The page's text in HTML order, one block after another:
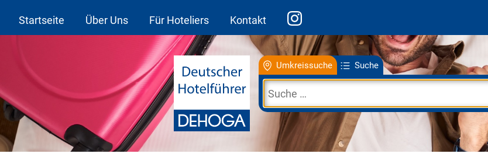
Startseite Über Uns Für Hoteliers Kontakt
Umkreissuche Suche